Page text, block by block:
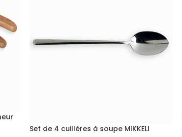
Set de 4 cuillères à soupe MIKKELI